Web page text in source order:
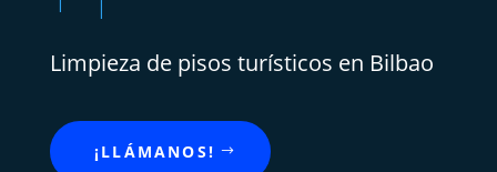
Limpieza de pisos turísticos en Bilbao
¡LLÁMANOS!